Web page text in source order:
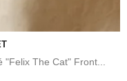
"Felix The Cat" Front...